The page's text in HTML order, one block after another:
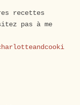
recettes
pas à me